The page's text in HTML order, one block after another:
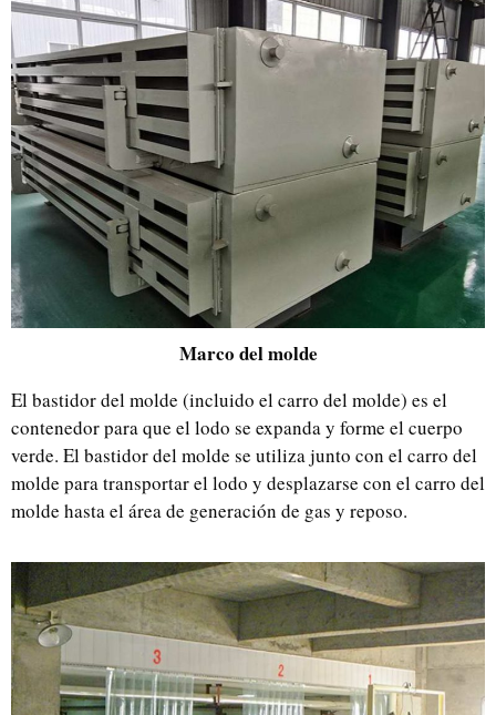
Marco del molde
El bastidor del molde (incluido el carro del molde) es el
contenedor para que el lodo se expanda y forme el cuerpo
verde. El bastidor del molde se utiliza junto con el carro del
molde para transportar el lodo y desplazarse con el carro del
molde hasta el área de generación de gas y reposo.